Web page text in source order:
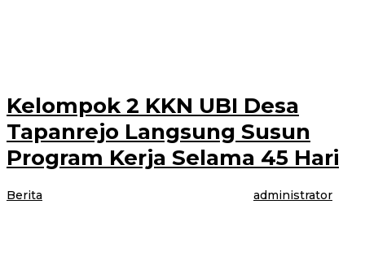
Kelompok 2 KKN UBI Desa
Tapanrejo Langsung Susun
Program Kerja Selama 45 Hari
Berita administrator